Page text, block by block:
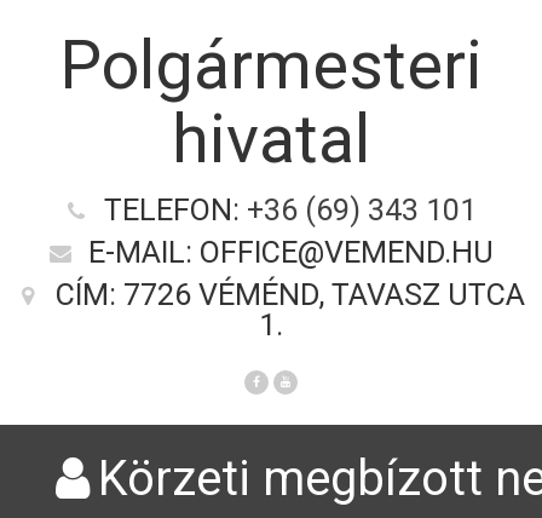
Polgármesteri
hivatal
TELEFON: +36 (69) 343 101
E-MAIL: OFFICE@VEMEND.HU
CÍM: 7726 VÉMÉND, TAVASZ UTCA
1.
Körzeti megbízott